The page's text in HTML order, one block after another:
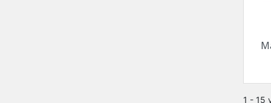
1 - 15